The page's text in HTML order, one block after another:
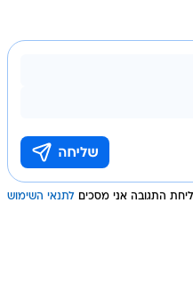
התגובה אני מסכים לתנאי השימוש